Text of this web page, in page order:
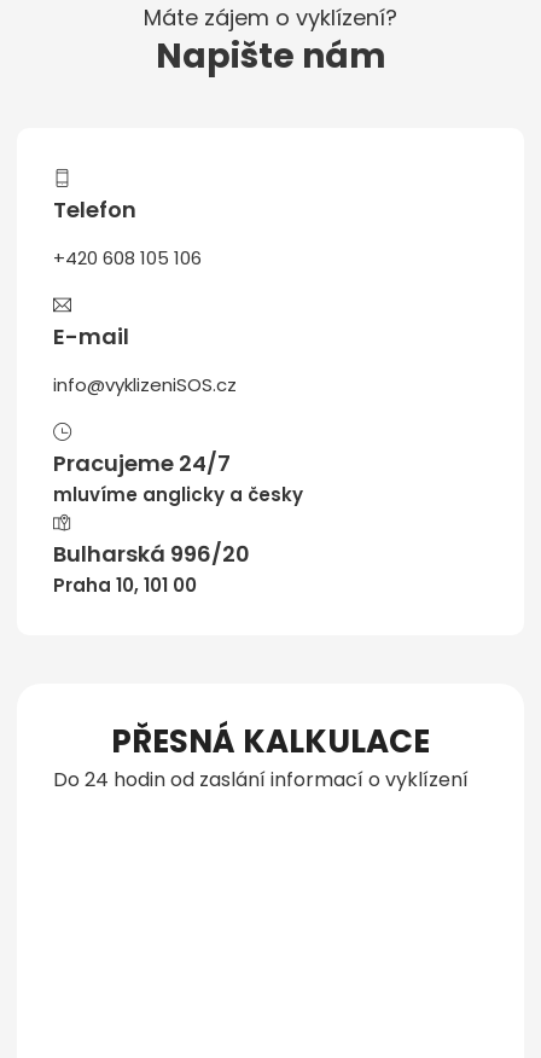
Máte zájem o vyklízení?
Napište nám
Telefon
+420 608 105 106
E-mail
info@vyklizeniSOS.cz
Pracujeme 24/7
mluvíme anglicky a česky
Bulharská 996/20
Praha 10, 101 00
PŘESNÁ KALKULACE
Do 24 hodin od zaslání informací o vyklízení